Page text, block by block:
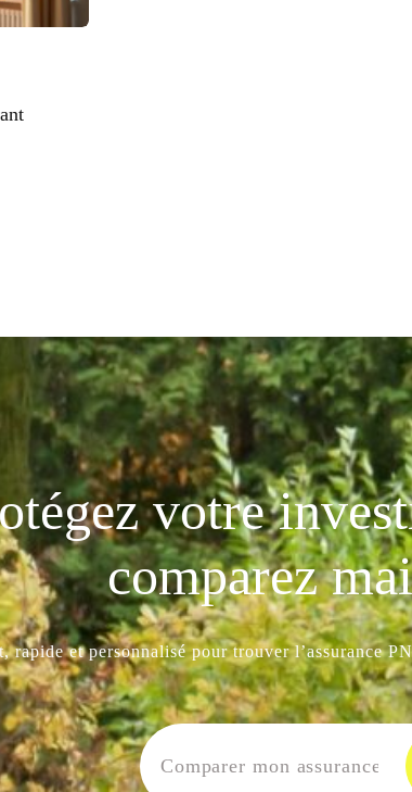
votre
comparez
rapide et personnalisé pour trouver l’assurance